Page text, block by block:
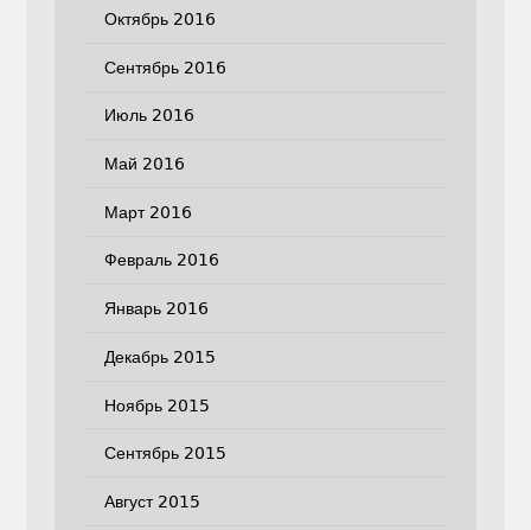
Октябрь 2016
Сентябрь 2016
Июль 2016
Май 2016
Март 2016
Февраль 2016
Январь 2016
Декабрь 2015
Ноябрь 2015
Сентябрь 2015
Август 2015